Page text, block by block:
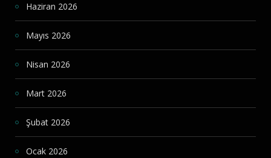
Haziran 2026
Mayıs 2026
Nisan 2026
Mart 2026
Şubat 2026
Ocak 2026